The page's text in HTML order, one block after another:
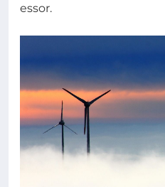
essor.